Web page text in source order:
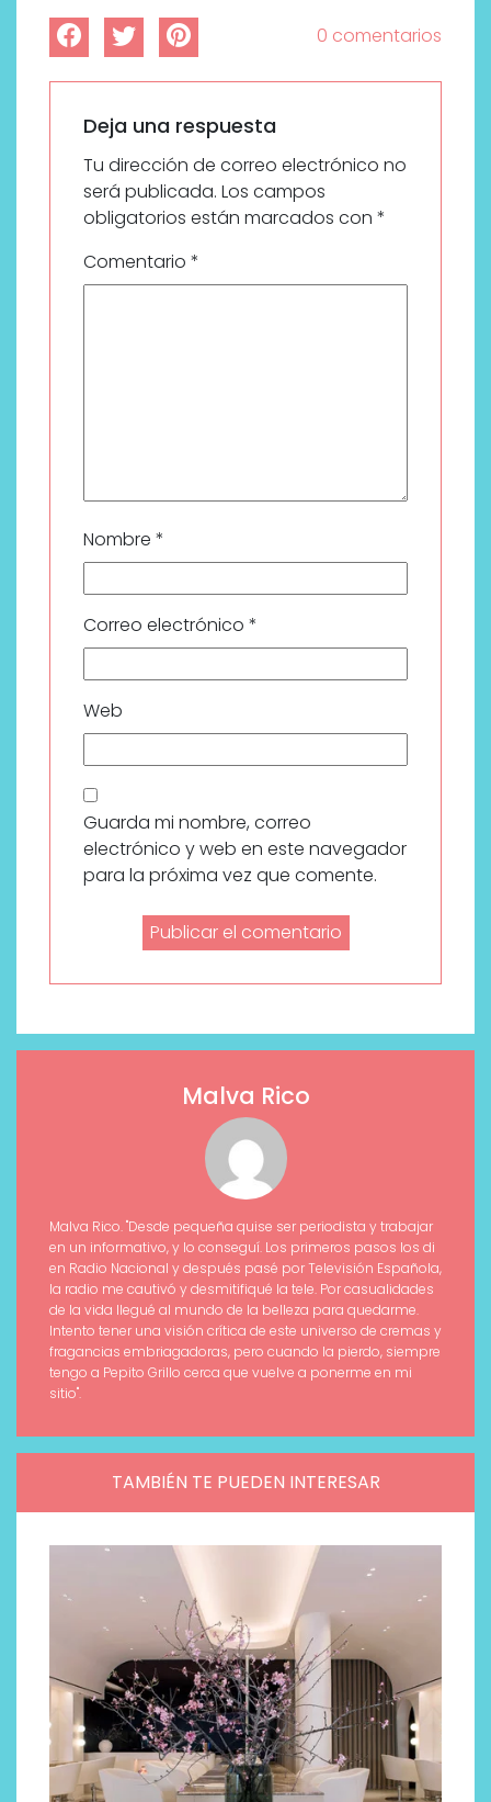
0 comentarios
Deja una respuesta
Tu dirección de correo electrónico no
será publicada. Los campos
obligatorios están marcados con *
Comentario *
Nombre *
Correo electrónico *
Web
Guarda mi nombre, correo
electrónico y web en este navegador
para la próxima vez que comente.
Malva Rico
Malva Rico. "Desde pequeña quise ser periodista y trabajar
en un informativo, y lo conseguí. Los primeros pasos los di
en Radio Nacional y después pasé por Televisión Española,
la radio me cautivó y desmitifiqué la tele. Por casualidades
de la vida llegué al mundo de la belleza para quedarme.
Intento tener una visión crítica de este universo de cremas y
fragancias embriagadoras, pero cuando la pierdo, siempre
tengo a Pepito Grillo cerca que vuelve a ponerme en mi
sitio".
TAMBIÉN TE PUEDEN INTERESAR